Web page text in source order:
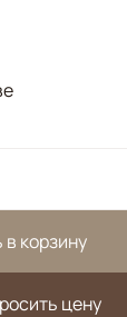
корзину
цену